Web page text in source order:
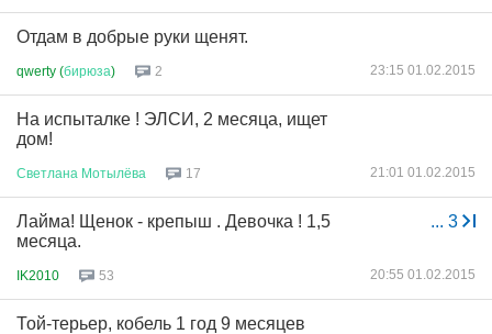
Отдам в добрые руки щенят.
qwerty (бирюза) 2 23:15 01.02.2015
На испыталке ! ЭЛСИ, 2 месяца, ищет
дом!
Светлана Мотылёва 17 21:01 01.02.2015
... 3
Лайма! Щенок - крепыш . Девочка ! 1,5
месяца.
IK2010 53 20:55 01.02.2015
Той-терьер, кобель 1 год 9 месяцев